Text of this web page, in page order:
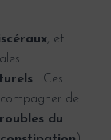
, et
.
Ces
de
du